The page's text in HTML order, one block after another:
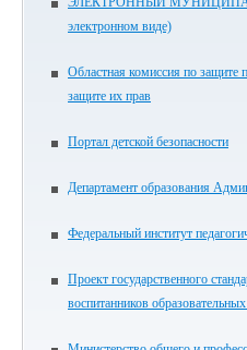
электронном виде)
Областная комиссия по защите
защите их прав
Портал детской безопасности
Департамент образования
Федеральный институт
Проект государственного
воспитанников